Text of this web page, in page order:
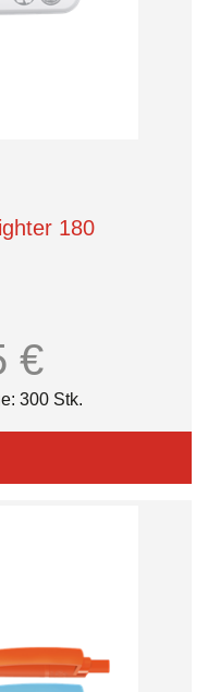
180
€
300 Stk.